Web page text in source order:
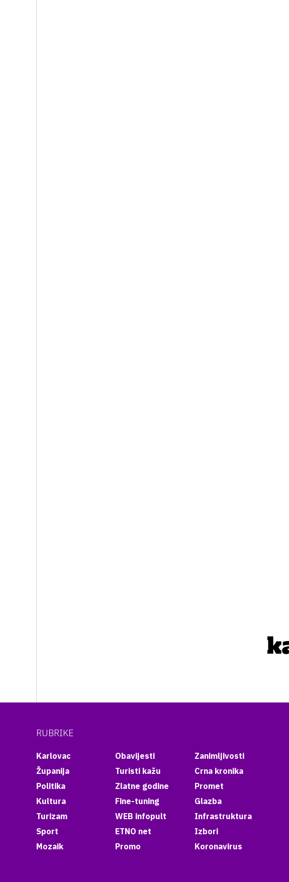
RUBRIKE
Karlovac
Županija
Politika
Kultura
Turizam
Sport
Mozaik
Obavijesti
Turisti kažu
Zlatne godine
Fine-tuning
WEB infopult
ETNO net
Promo
Zanimljivosti
Crna kronika
Promet
Glazba
Infrastruktura
Izbori
Koronavirus